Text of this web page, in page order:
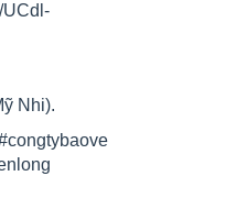
UCdl-
Nhi).